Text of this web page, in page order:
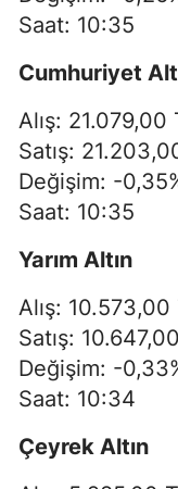
Saat: 10:35
Cumhuriyet
Alış: 21.079,00
Satış:
Değişim: -
Saat: 10:35
Yarım Altın
Alış: 10.573,00
Satış:
Değişim: -
Saat: 10:34
Çeyrek Altın